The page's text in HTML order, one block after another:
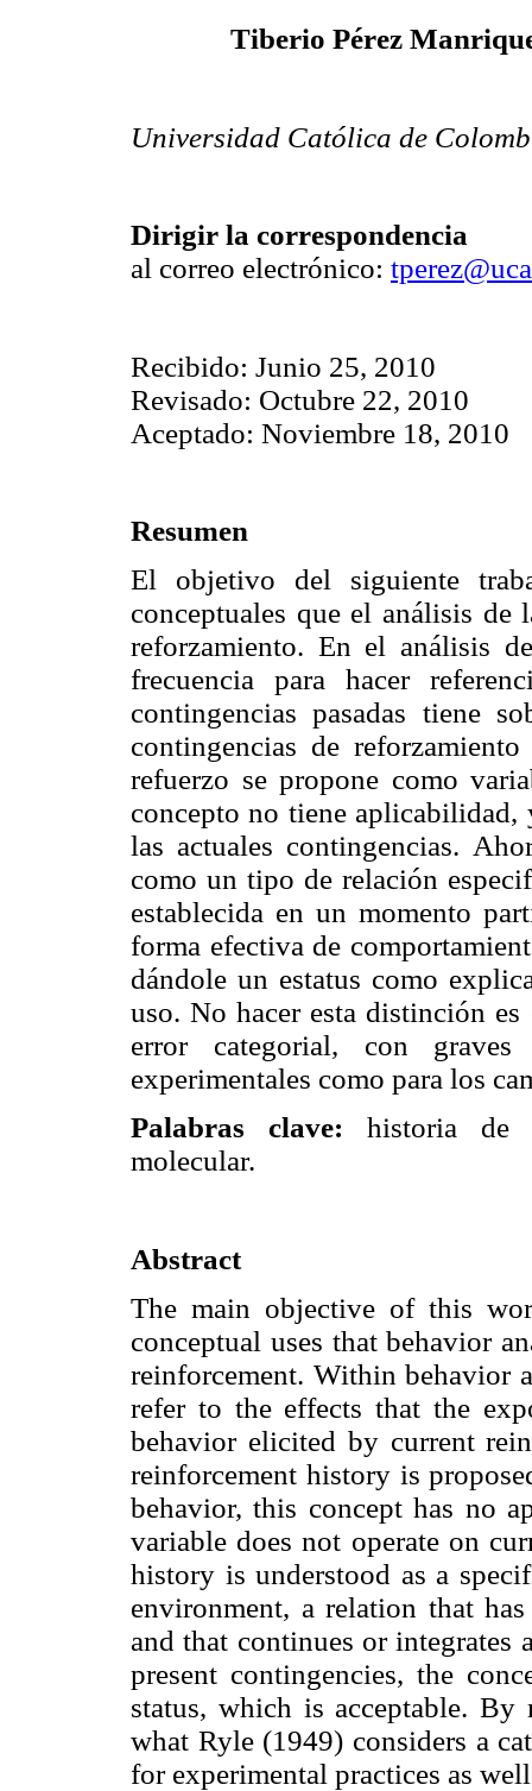
Tiberio Pérez
Universidad Católica de
Dirigir la correspondencia
al correo electrónico:
Recibido: Junio 25, 2010
Revisado: Octubre 22, 2010
Aceptado: Noviembre 18, 2010
Resumen
El objetivo del siguiente
conceptuales que el análisis de
reforzamiento. En el análisis
frecuencia para hacer
contingencias pasadas tiene
contingencias de
refuerzo se propone como
concepto no tiene
las actuales contingencias.
como un tipo de relación
establecida en un momento
forma efectiva de
dándole un estatus como
uso. No hacer esta distinción
error categorial, con
experimentales como para los
Palabras clave: historia de
molecular.
Abstract
The main objective of this
conceptual uses that behavior
reinforcement. Within behavior
refer to the effects that the
behavior elicited by current
reinforcement history is
behavior, this concept has no
variable does not operate on
history is understood as a
environment, a relation that
and that continues or
present contingencies, the
status, which is acceptable.
what Ryle (1949) considers a
for experimental practices as